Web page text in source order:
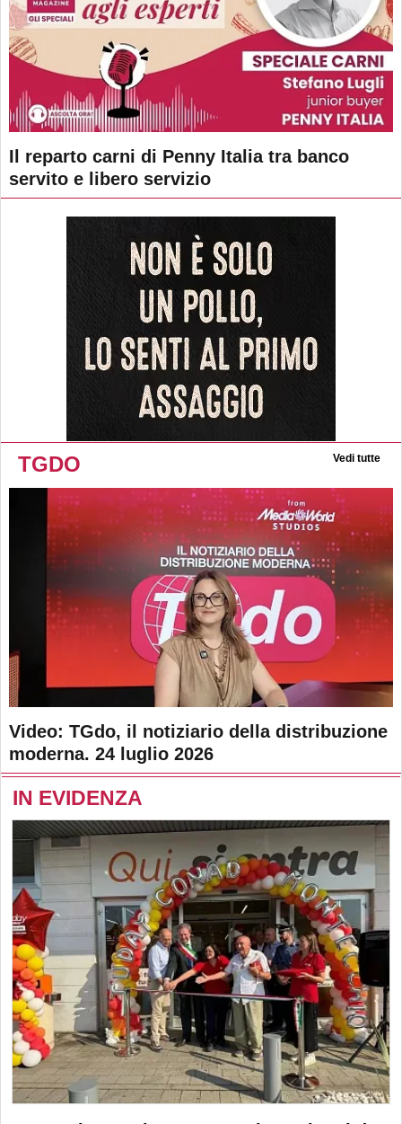
Il reparto carni di Penny Italia tra banco
servito e libero servizio
TGDO Vedi tutte
Video: TGdo, il notiziario della distribuzione
moderna. 24 luglio 2026
IN EVIDENZA